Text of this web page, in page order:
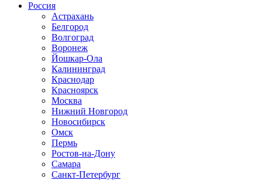
Россия
Астрахань
Белгород
Волгоград
Воронеж
Йошкар-Ола
Калининград
Краснодар
Красноярск
Москва
Нижний Новгород
Новосибирск
Омск
Пермь
Ростов-на-Дону
Самара
Санкт-Петербург